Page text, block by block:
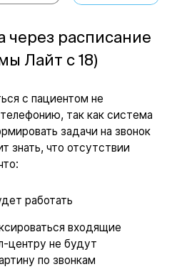
через расписание
Лайт с 18)
с пациентом не
так как система
задачи на звонок
знать, что отсутствии
работать
входящие
центру не будут
по звонкам